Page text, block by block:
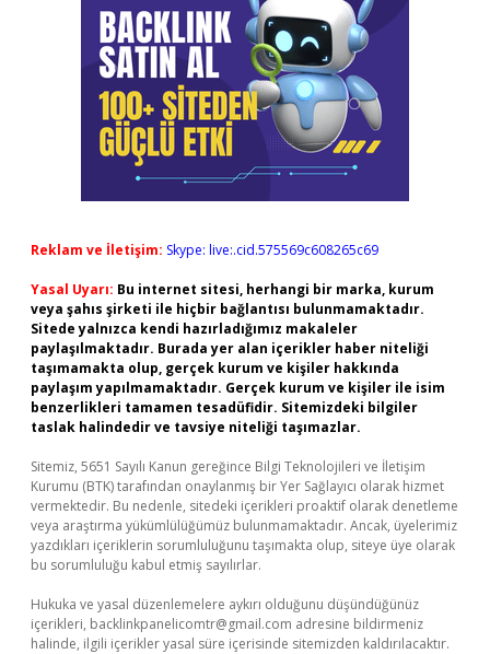
Reklam ve İletişim: Skype: live:.cid.575569c608265c69
Yasal Uyarı: Bu internet sitesi, herhangi bir marka, kurum
veya şahıs şirketi ile hiçbir bağlantısı bulunmamaktadır.
Sitede yalnızca kendi hazırladığımız makaleler
paylaşılmaktadır. Burada yer alan içerikler haber niteliği
taşımamakta olup, gerçek kurum ve kişiler hakkında
paylaşım yapılmamaktadır. Gerçek kurum ve kişiler ile isim
benzerlikleri tamamen tesadüfidir. Sitemizdeki bilgiler
taslak halindedir ve tavsiye niteliği taşımazlar.
Sitemiz, 5651 Sayılı Kanun gereğince Bilgi Teknolojileri ve İletişim
Kurumu (BTK) tarafından onaylanmış bir Yer Sağlayıcı olarak hizmet
vermektedir. Bu nedenle, sitedeki içerikleri proaktif olarak denetleme
veya araştırma yükümlülüğümüz bulunmamaktadır. Ancak, üyelerimiz
yazdıkları içeriklerin sorumluluğunu taşımakta olup, siteye üye olarak
bu sorumluluğu kabul etmiş sayılırlar.
Hukuka ve yasal düzenlemelere aykırı olduğunu düşündüğünüz
içerikleri, backlinkpanelicomtr@gmail.com adresine bildirmeniz
halinde, ilgili içerikler yasal süre içerisinde sitemizden kaldırılacaktır.